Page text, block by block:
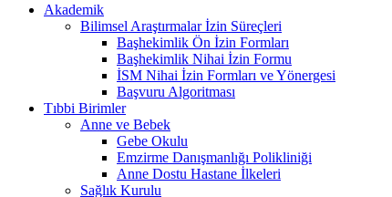
Akademik
Bilimsel Araştırmalar İzin Süreçleri
Başhekimlik Ön İzin Formları
Başhekimlik Nihai İzin Formu
İSM Nihai İzin Formları ve Yönergesi
Başvuru Algoritması
Tıbbi Birimler
Anne ve Bebek
Gebe Okulu
Emzirme Danışmanlığı Polikliniği
Anne Dostu Hastane İlkeleri
Sağlık Kurulu